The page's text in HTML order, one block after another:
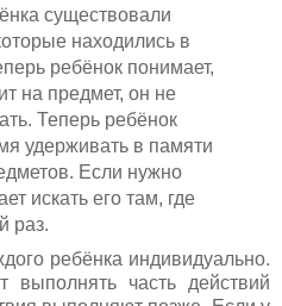
существовали
находились в
ребёнок понимает,
на предмет, он не
Теперь ребёнок
удерживать в памяти
Если нужно
искать его там, где
раз.
ребёнка индивидуально.
выполнять часть действий